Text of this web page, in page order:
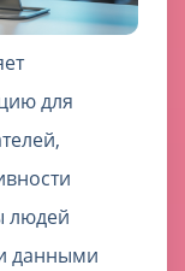
для
людей
данными